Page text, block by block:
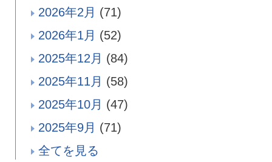
2026年2月 (71)
2026年1月 (52)
2025年12月 (84)
2025年11月 (58)
2025年10月 (47)
2025年9月 (71)
全てを見る